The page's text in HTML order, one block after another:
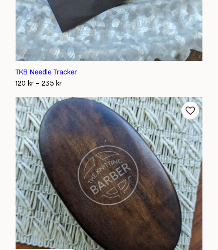
TKB Needle Tracker
120 kr – 235 krPrisintervall:
till
235 kr